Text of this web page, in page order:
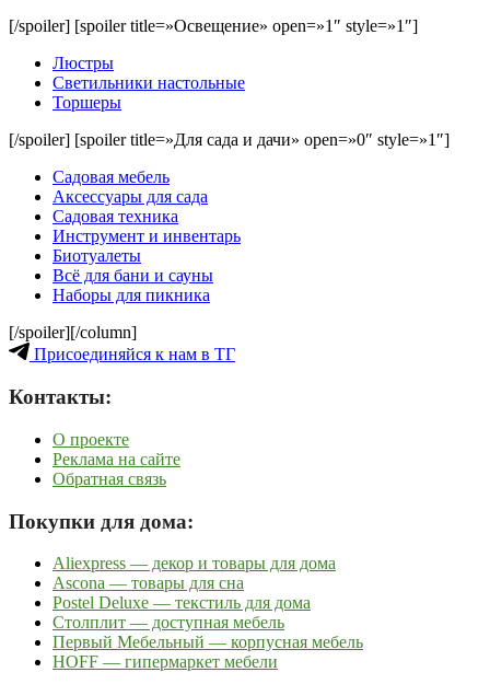
[/spoiler] [spoiler title=»Освещение» open=»1″ style=»1″]
Люстры
Светильники настольные
Торшеры
[/spoiler] [spoiler title=»Для сада и дачи» open=»0″ style=»1″]
Садовая мебель
Аксессуары для сада
Садовая техника
Инструмент и инвентарь
Биотуалеты
Всё для бани и сауны
Наборы для пикника
[/spoiler][/column]
Присоединяйся к нам в ТГ
Контакты:
О проекте
Реклама на сайте
Обратная связь
Покупки для дома:
Aliexpress — декор и товары для дома
Ascona — товары для сна
Postel Deluxe — текстиль для дома
Столплит — доступная мебель
Первый Мебельный — корпусная мебель
HOFF — гипермаркет мебели